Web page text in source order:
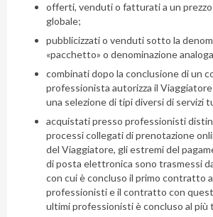
offerti, venduti o fatturati a un
globale;
pubblicizzati o venduti sotto la
«pacchetto» o denominazione
combinati dopo la conclusione di un
professionista autorizza il
una selezione di tipi diversi di servizi
acquistati presso professionisti
processi collegati di prenotazione
del Viaggiatore, gli estremi del
di posta elettronica sono trasmessi
con cui è concluso il primo contratto
professionisti e il contratto con
ultimi professionisti è concluso al più